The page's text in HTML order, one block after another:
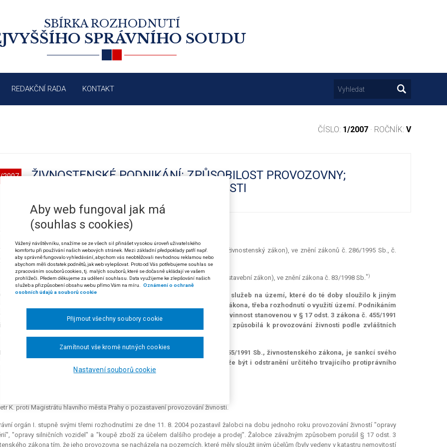
SBÍRKA ROZHODNUTÍ
SPRÁVNÍHO SOUDU
REDAKČNÍ RADA KONTAKT
ČÍSLO: 1/2007 · ROČNÍK: V
2007
ŽIVNOSTENSKÉ PODNIKÁNÍ: ZPŮSOBILOST PROVOZOVNY;
POZASTAVENÍ PROVOZOVÁNÍ ŽIVNOSTI
2006
odst. 3 a § 58 odst. 3 zákona č. 455/1991 Sb., o živnostenském podnikání (živnostenský zákon), ve znění zákonů č. 286/1995 Sb., č.
1999 Sb. a č. 167/2004 Sb.
1 písm. b) zákona č. 50/1976 Sb., o územním plánování a stavebním řádu stavební zákon), ve znění zákona č. 83/1998 Sb.*)
zřízení provozovny autobazaru a vrakoviště a dalších souvisejících služeb na území, které do té doby sloužilo k jiným
je v souladu s § 32 odst. 1 písm. b) zákona č. 50/1976 Sb., stavebního zákona, třeba rozhodnutí o využití území. Podnikáním
provozovně bez vydání územního rozhodnutí podnikatel porušuje povinnost stanovenou v § 17 odst. 3 zákona č. 455/1991
zákona, tj. povinnost zajistit, aby jeho provozovna byla způsobilá k provozování živnosti podle zvláštních
pozastavení provozování živnosti podle § 58 odst. 3 zákona č. 455/1991 Sb., živnostenského zákona, je sankcí svého
zároveň má však charakter nápravného opatření, jehož smyslem může být i odstranění určitého trvajícího protiprávního
Městského soudu v Praze ze dne 23. 8. 2006, čj. 10 Ca 15/2005-69)
K. proti Magistrátu hlavního města Prahy o pozastavení provozování živnosti.
orgán I. stupně svými třemi rozhodnutími ze dne 11. 8. 2004 pozastavil žalobci na dobu jednoho roku provozování živností "opravy
"opravy silničních vozidel" a "koupě zboží za účelem dalšího prodeje a prodej". Žalobce závažným způsobem porušil § 17 odst. 3
zákona tím, že jeho provozovna se nacházela na pozemcích, které měly sloužit jiným účelům (byly vedeny v katastru nemovitostí
Aby web fungoval jak má
(souhlas s cookies)
Vážený návštěvníku, snažíme se ze všech sil přinášet vysokou úroveň uživatelského
komfortu při používání našich webových stránek. Mezi základní předpoklady patří např.
aby správně fungovalo vyhledávání, abychom vás neobtěžovali nevhodnou reklamou nebo
abychom měli dostatek podnětů, jak web vylepšovat. Proto od Vás potřebujeme souhlas se
zpracováním souborů cookies, tj. malých souborů, které se dočasně ukládají ve vašem
prohlížeči. Předem děkujeme za udělení souhlasu. Data využijeme ke zlepšování našich
služeb a přizpůsobení obsahu webu přímo Vám na míru.
Oznámení o ochraně
osobních údajů a souborů cookie
Nastavení souborů cookie
Zamítnout vše kromě nutných cookies
Přijmout všechny soubory cookie